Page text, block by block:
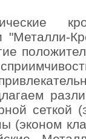
"Металли-
сеткой
(эконом